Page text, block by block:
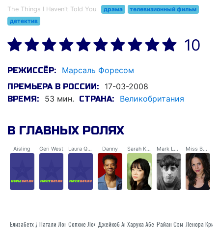
The Things I Haven't Told You драма
телевизионный фильм
детектив
10
РЕЖИССЁР: Марсаль Форесом
ПРЕМЬЕРА В РОССИИ: 17-03-2008
ВРЕМЯ: 53 мин. СТРАНА: Великобритания
В ГЛАВНЫХ РОЛЯХ
Aisling
Елизабетх Дай
Geri West
Натали Лонги Директор По Науке
Laura Quinn
Сопхие Лофтус
Danny
Джейкоб Андерсон
Sarah Kells
Харука Абе
Mark Lamb
Райан Сэмпсон
Miss Baker
Ленора